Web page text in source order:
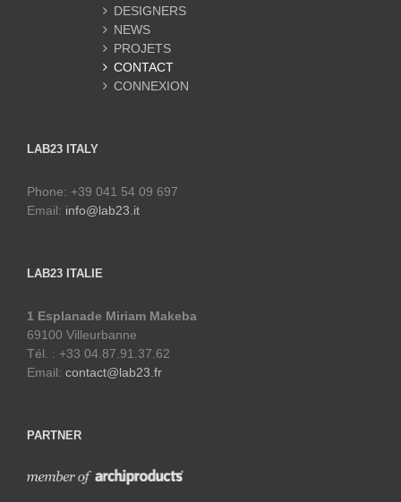
DESIGNERS
NEWS
PROJETS
CONTACT
CONNEXION
LAB23 ITALY
Phone: +39 041 54 09 697
Email: info@lab23.it
LAB23 ITALIE
1 Esplanade Miriam Makeba
69100 Villeurbanne
Tél. : +33 04.87.91.37.62
Email: contact@lab23.fr
PARTNER